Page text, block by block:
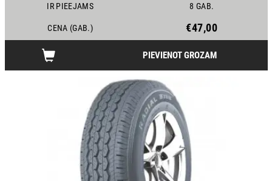
IR PIEEJAMS 8 GAB.
CENA (GAB.) €47,00
PIEVIENOT GROZAM